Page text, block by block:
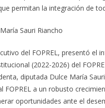
permitan la integración de
Sauri Riancho
del FOPREL, presentó el
(2022-2026) del
diputada Dulce María
FOPREL a un robusto
oportunidades ante el